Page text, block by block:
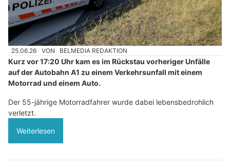
25.06.26 VON BELMEDIA REDAKTION
Kurz vor 17:20 Uhr kam es im Rückstau vorheriger Unfälle
auf der Autobahn A1 zu einem Verkehrsunfall mit einem
Motorrad und einem Auto.
Der 55-jährige Motorradfahrer wurde dabei lebensbedrohlich
verletzt.
Weiterlesen